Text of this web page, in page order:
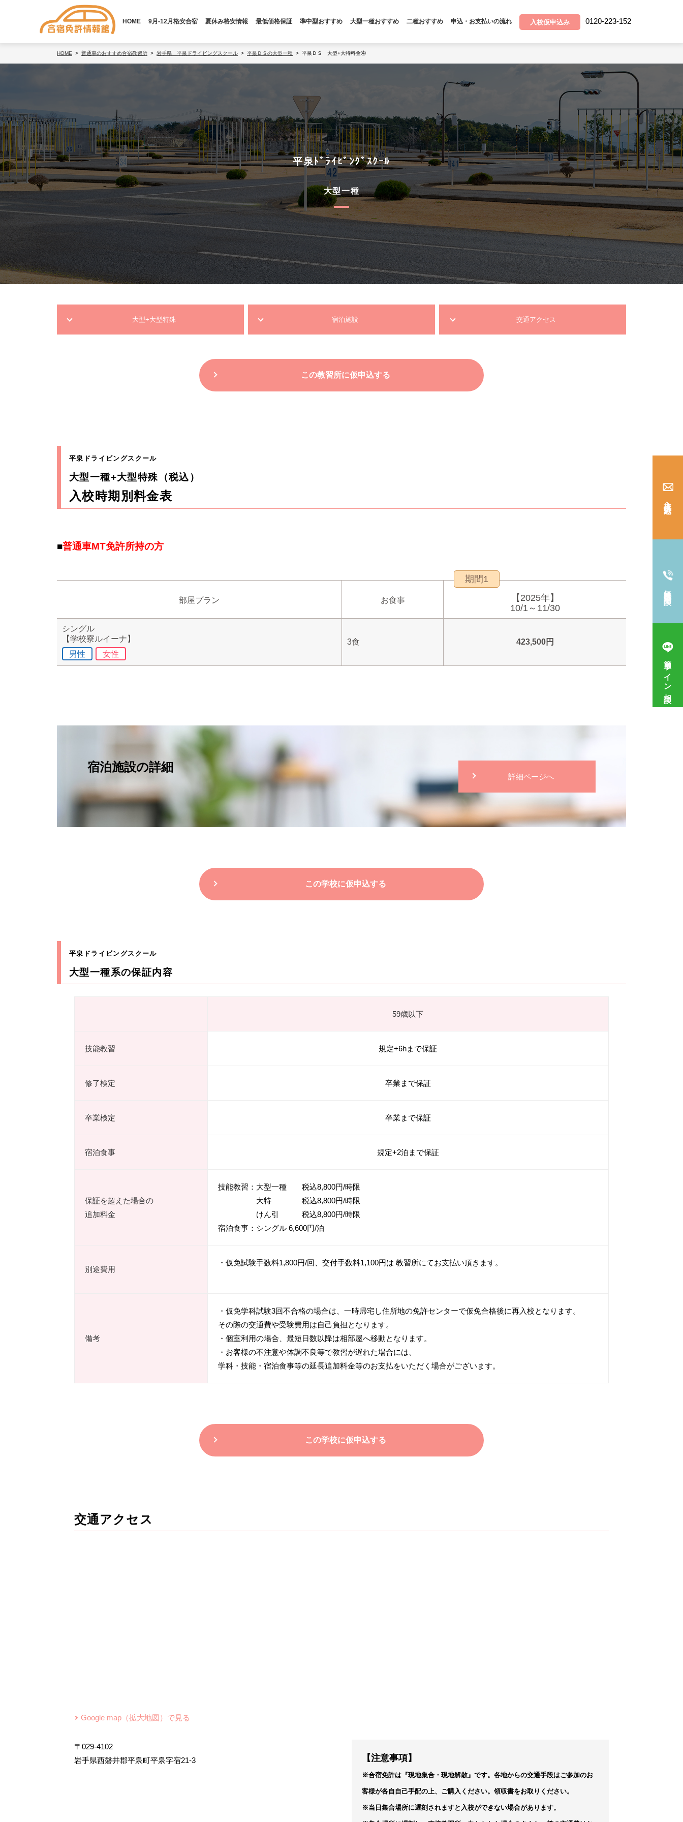
HOME 9月-12月格安合宿 夏休み格安情報 最低価格保証 準中型おすすめ 大型一種おすすめ 二種おすすめ 申込・お支払いの流れ 入校仮申込み 0120-223-152
入校仮申込み
無料電話相談
簡単ライン相談
HOME 普通車のおすすめ合宿教習所 岩手県 平泉ドライビングスクール 平泉ＤＳの大型一種 平泉ＤＳ 大型+大特料金④
平泉ﾄﾞﾗｲﾋﾞﾝｸﾞｽｸｰﾙ
大型一種
大型+大型特殊 宿泊施設 交通アクセス
この教習所に仮申込する
平泉ドライビングスクール
大型一種+大型特殊（税込）
入校時期別料金表
■普通車MT免許所持の方
部屋プラン お食事
期間1
【2025年】
10/1～11/30
シングル
【学校寮ルイーナ】
男性
女性
3食 423,500円
宿泊施設の詳細
詳細ページへ
この学校に仮申込する
平泉ドライビングスクール
大型一種系の保証内容
59歳以下
技能教習 規定+6hまで保証
修了検定 卒業まで保証
卒業検定 卒業まで保証
宿泊食事 規定+2泊まで保証
保証を超えた場合の
追加料金
技能教習：大型一種 税込8,800円/時限
大特 税込8,800円/時限
けん引 税込8,800円/時限
宿泊食事：シングル 6,600円/泊
別途費用
・仮免試験手数料1,800円/回、交付手数料1,100円は 教習所にてお支払い頂きます。
備考
・仮免学科試験3回不合格の場合は、一時帰宅し住所地の免許センターで仮免合格後に再入校となります。
その際の交通費や受験費用は自己負担となります。
・個室利用の場合、最短日数以降は相部屋へ移動となります。
・お客様の不注意や体調不良等で教習が遅れた場合には、
学科・技能・宿泊食事等の延長追加料金等のお支払をいただく場合がございます。
この学校に仮申込する
交通アクセス
Google map（拡大地図）で見る
〒029-4102
岩手県西磐井郡平泉町平泉字宿21-3
【注意事項】
※合宿免許は『現地集合・現地解散』です。各地からの交通手段はご参加のお
客様が各自自己手配の上、ご購入ください。領収書をお取りください。
※当日集合場所に遅刻されますと入校ができない場合があります。